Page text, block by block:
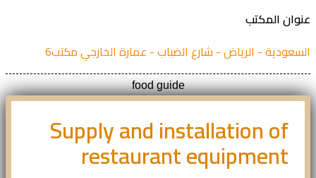
المكتب
- الرياض - شارع الضباب - عمارة الخارجي مكتب6
food guide
Supply and installation of
restaurant equipment